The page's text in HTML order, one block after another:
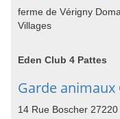
ferme de Vérigny
Villages
Eden Club 4 Pattes
Garde animaux
14 Rue Boscher